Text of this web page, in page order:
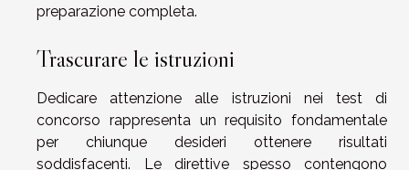
preparazione completa.
Trascurare le istruzioni
Dedicare attenzione alle istruzioni nei test di
concorso rappresenta un requisito fondamentale
per chiunque desideri ottenere risultati
soddisfacenti. Le direttive spesso contengono